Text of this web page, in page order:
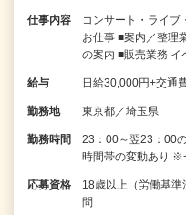
仕事内容
コンサート・ライブ
お仕事 ■案内／整理
の案内 ■販売業務
給与 日給30,000円+交通
勤務地 東京都／埼玉県
勤務時間
23：00～翌23：00
時間帯の変動あり
応募資格
18歳以上（労働基
問